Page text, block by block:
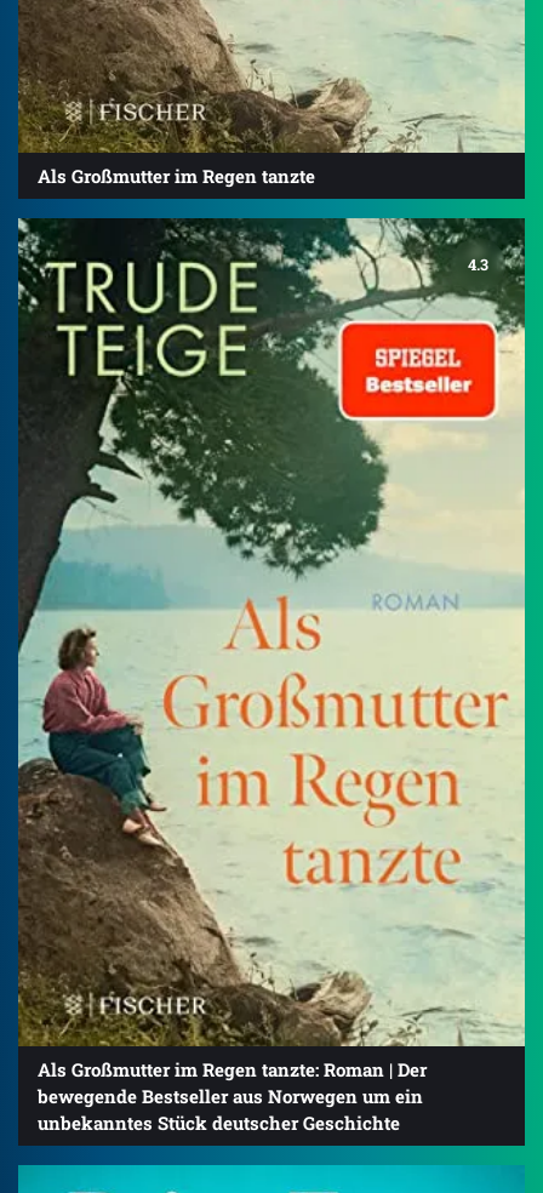
Als Großmutter im Regen tanzte
4.3
Als Großmutter im Regen tanzte: Roman | Der
bewegende Bestseller aus Norwegen um ein
unbekanntes Stück deutscher Geschichte